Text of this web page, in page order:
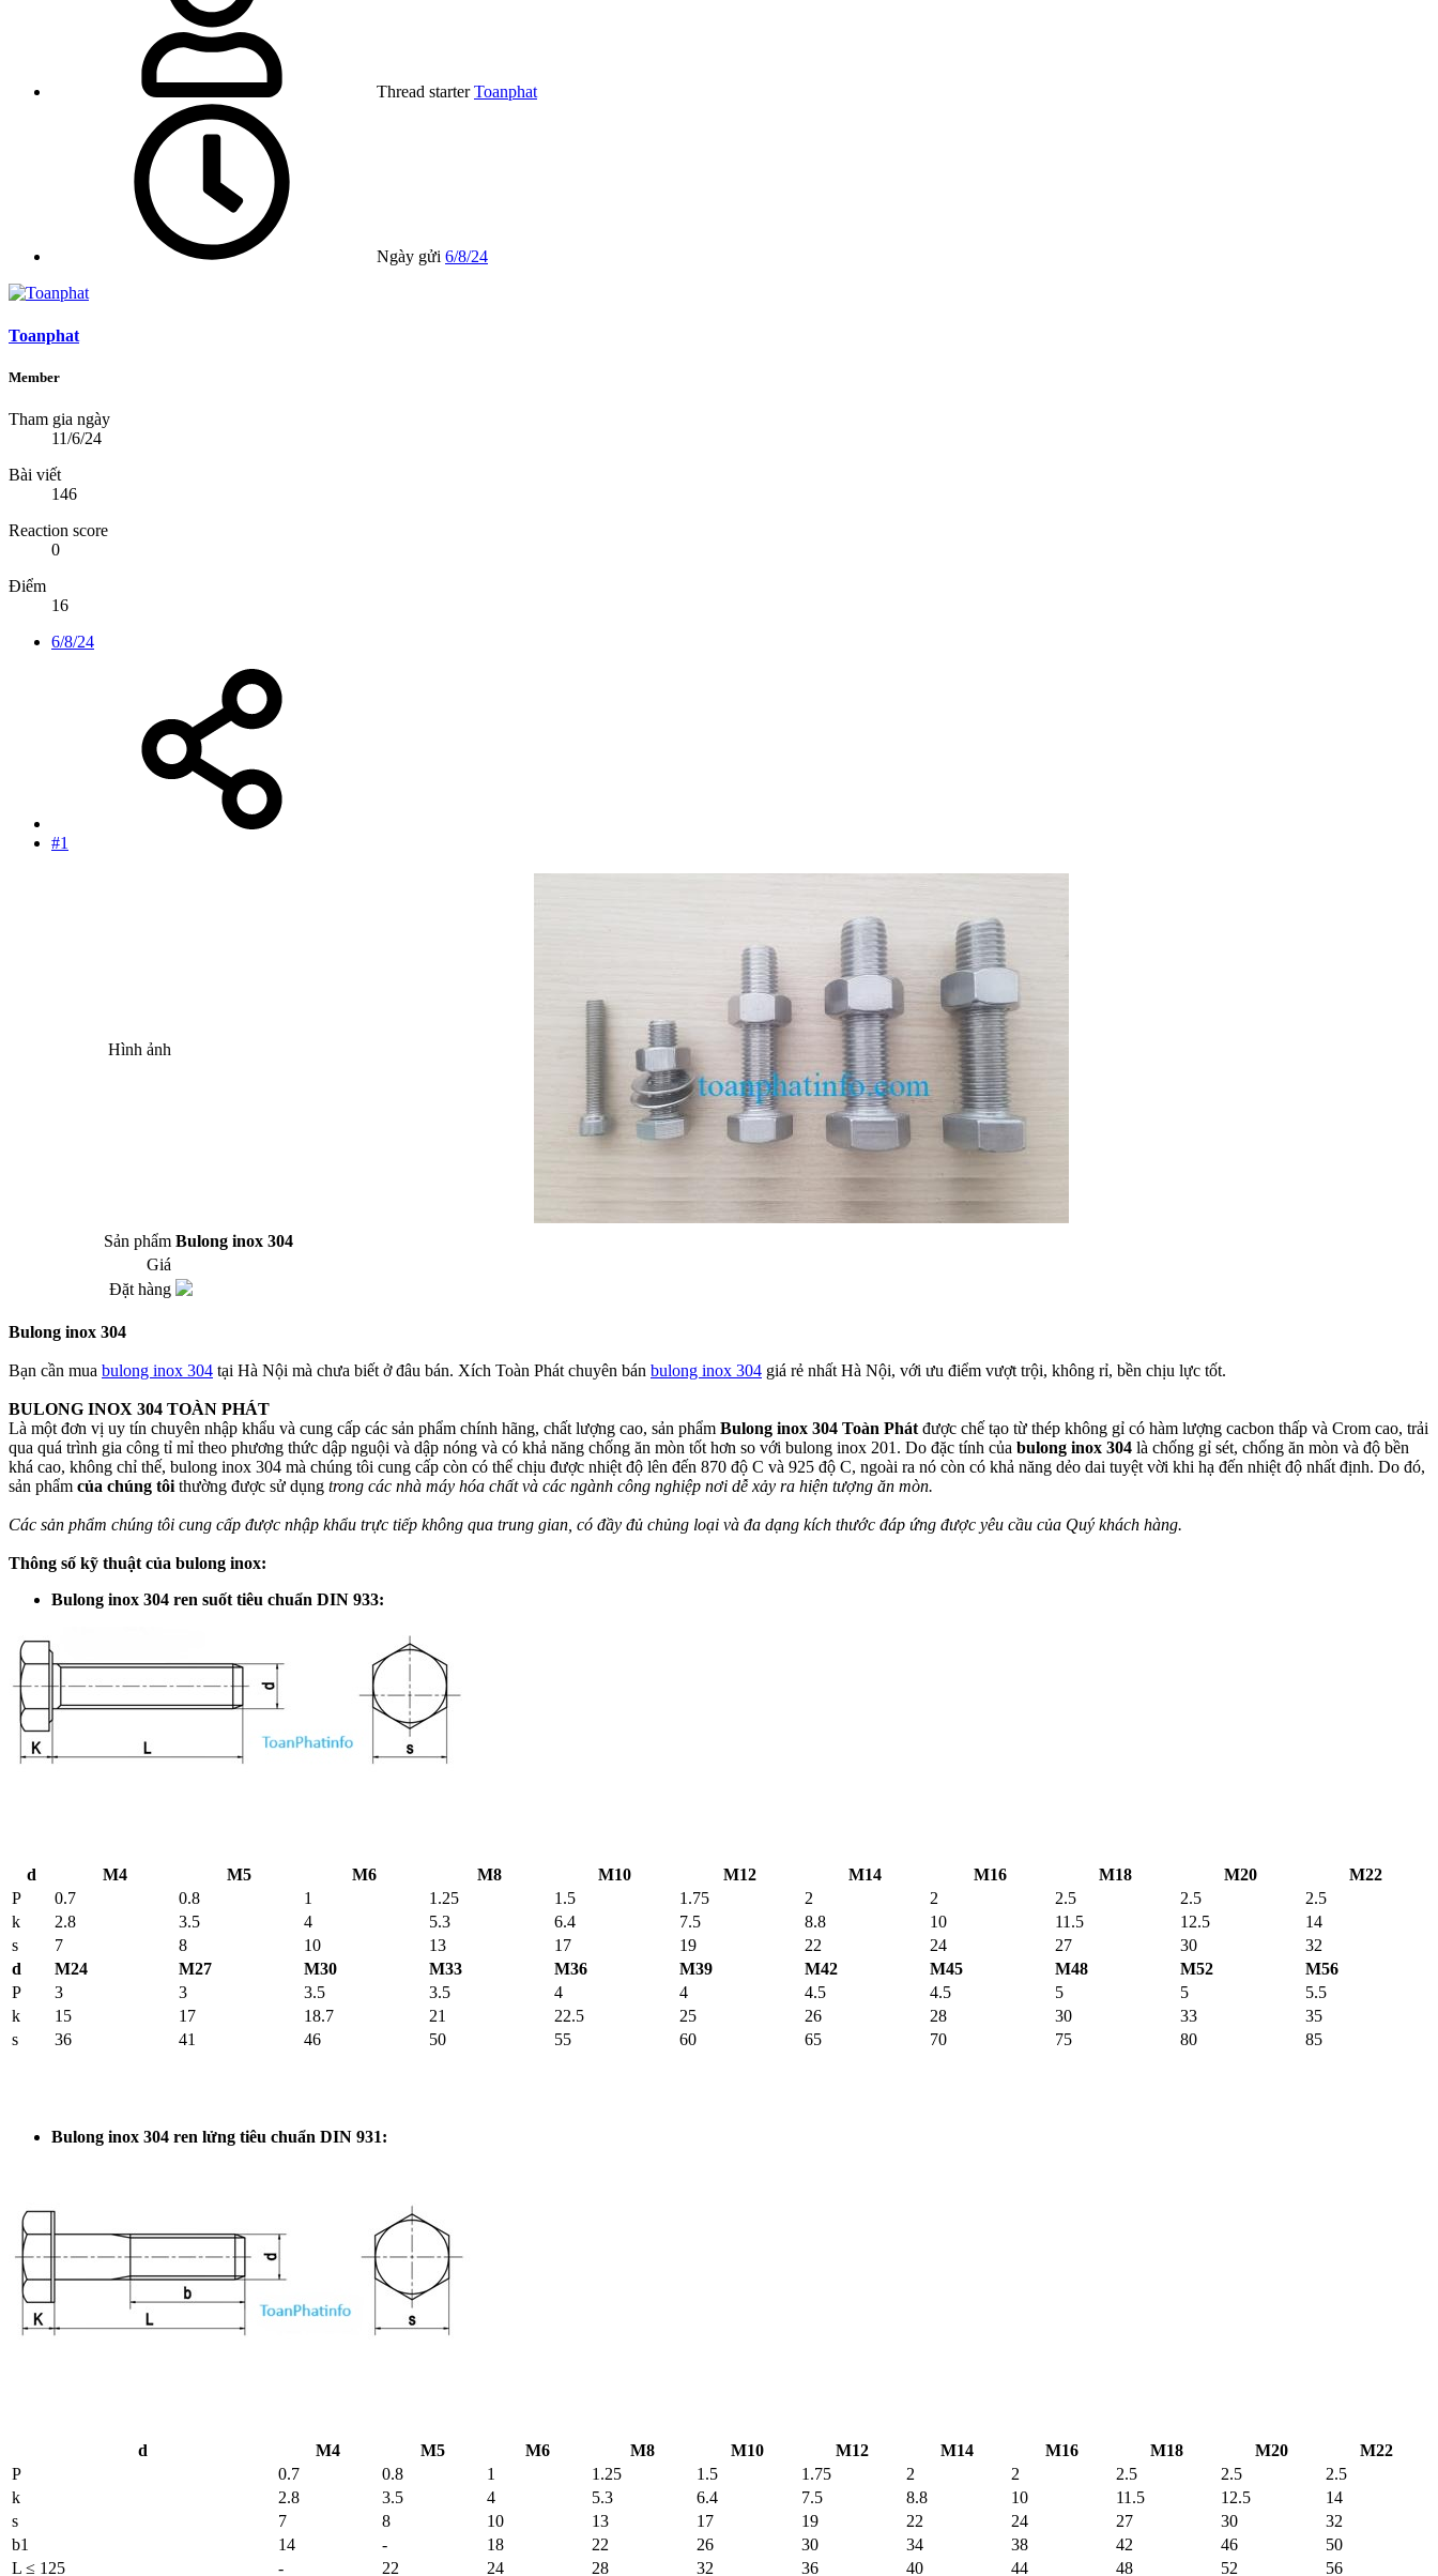
Thread starter Toanphat
Ngày gửi 6/8/24
Toanphat
Member
Tham gia ngày
11/6/24
Bài viết
146
Reaction score
0
Điểm
16
6/8/24
#1
Hình ảnh​
Sản phẩm​ Bulong inox 304
Giá​
Đặt hàng​
Bulong inox 304
Bạn cần mua bulong inox 304 tại Hà Nội mà chưa biết ở đâu bán. Xích Toàn Phát chuyên bán bulong inox 304 giá rẻ nhất Hà Nội, với ưu điểm vượt trội, không rỉ, bền chịu lực tốt.
BULONG INOX 304 TOÀN PHÁT
Là một đơn vị uy tín chuyên nhập khẩu và cung cấp các sản phẩm chính hãng, chất lượng cao, sản phẩm Bulong inox 304 Toàn Phát được chế tạo từ thép không gỉ có hàm lượng cacbon thấp và Crom cao, trải
qua quá trình gia công tỉ mỉ theo phương thức dập nguội và dập nóng và có khả năng chống ăn mòn tốt hơn so với bulong inox 201. Do đặc tính của bulong inox 304 là chống gỉ sét, chống ăn mòn và độ bền
khá cao, không chỉ thế, bulong inox 304 mà chúng tôi cung cấp còn có thể chịu được nhiệt độ lên đến 870 độ C và 925 độ C, ngoài ra nó còn có khả năng dẻo dai tuyệt vời khi hạ đến nhiệt độ nhất định. Do đó,
sản phẩm của chúng tôi thường được sử dụng trong các nhà máy hóa chất và các ngành công nghiệp nơi dễ xảy ra hiện tượng ăn mòn.
Các sản phẩm chúng tôi cung cấp được nhập khẩu trực tiếp không qua trung gian, có đầy đủ chủng loại và đa dạng kích thước đáp ứng được yêu cầu của Quý khách hàng.
Thông số kỹ thuật của bulong inox:
Bulong inox 304 ren suốt tiêu chuẩn DIN 933:
d M4 M5 M6 M8 M10 M12 M14 M16 M18 M20
M22
P
0.7 0.8 1 1.25 1.5 1.75 2 2 2.5 2.5
2.5
k
2.8 3.5 4 5.3 6.4 7.5 8.8 10 11.5 12.5
14
s
7 8 10 13 17 19 22 24 27 30
32
d
M24 M27 M30 M33 M36 M39 M42 M45 M48 M52
M56
P
3 3 3.5 3.5 4 4 4.5 4.5 5 5
5.5
k
15 17 18.7 21 22.5 25 26 28 30 33
35
s
36 41 46 50 55 60 65 70 75 80 85
Bulong inox 304 ren lửng tiêu chuẩn DIN 931:
d M4 M5 M6 M8 M10 M12 M14 M16 M18 M20
M22
P
0.7 0.8 1 1.25 1.5 1.75 2 2 2.5 2.5
2.5
k
2.8 3.5 4 5.3 6.4 7.5 8.8 10 11.5 12.5
14
s
7 8 10 13 17 19 22 24 27 30
32
b1
14 - 18 22 26 30 34 38 42 46
50
L ≤ 125
- 22 24 28 32 36 40 44 48 52 56